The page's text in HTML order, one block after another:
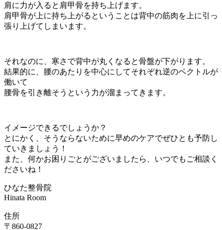
肩に力が入ると肩甲骨を持ち上げます。
肩甲骨が上に持ち上がるということは背中の筋肉を上に引っ
張り上げてしまいます。
それなのに、寒さで背中が丸くなると骨盤が下がります。
結果的に、腰のあたりを中心にしてそれぞれ逆のベクトルが
働いて
腰骨を引き離そうという力が溜まってきます。
イメージできるでしょうか？
とにかく、そうならないために早めのケアでぜひとも予防し
ていきましょう！
また、何かお困りごとがございましたら、いつでもご相談く
ださいね！
ひなた整骨院
Hinata Room
住所
〒860-0827